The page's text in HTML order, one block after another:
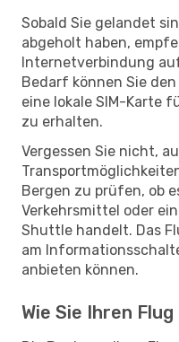
Sobald Sie gelandet
abgeholt haben,
Internetverbindung
Bedarf können Sie
eine lokale SIM-Karte
zu erhalten.
Vergessen Sie nicht,
Bergen zu prüfen, ob
Verkehrsmittel oder
Shuttle handelt. Das
am
anbieten können.
Wie Sie Ihren